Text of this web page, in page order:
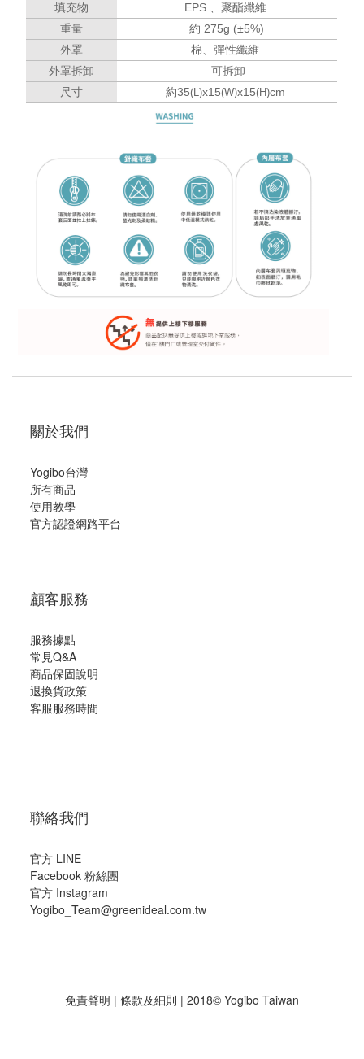
填充物 EPS 、 聚酯纖維
重量 約 275g (±5%)
外罩 棉、彈性纖維
外罩拆卸 可拆卸
尺寸 約35(L)x15(W)x15(H)cm
關於我們
Yogibo台灣
所有商品
使用教學
官方認證網路平台
顧客服務
服務據點
常見Q&A
商品保固說明
退換貨政策
客服服務時間
聯絡我們
官方 LINE
Facebook 粉絲團
官方 Instagram
Yogibo_Team@greenideal.com.tw
免責聲明 | 條款及細則 | 2018© Yogibo Taiwan